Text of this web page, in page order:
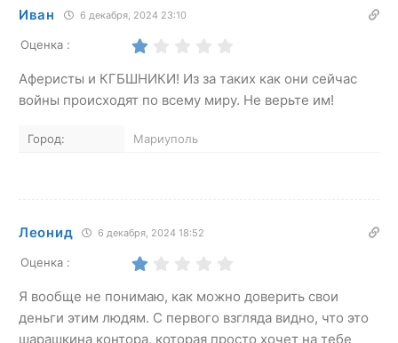
Иван 6 декабря, 2024 23:10
Оценка :
Аферисты и КГБШНИКИ! Из за таких как они сейчас
войны происходят по всему миру. Не верьте им!
Город: Мариуполь
Леонид 6 декабря, 2024 18:52
Оценка :
Я вообще не понимаю, как можно доверить свои
деньги этим людям. С первого взгляда видно, что это
шарашкина контора, которая просто хочет на тебе